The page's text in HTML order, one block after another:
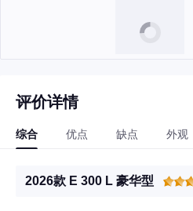
评价详情
综合 优点 缺点 外观
2026款 E 300 L 豪华型